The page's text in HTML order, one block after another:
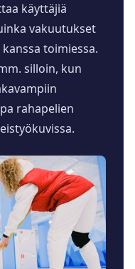
käyttäjiä
vakuutukset
toimiessa.
silloin, kun
rahapelien